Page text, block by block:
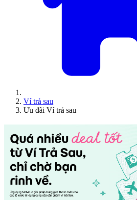
Ví trả sau
Ưu đãi Ví trả sau